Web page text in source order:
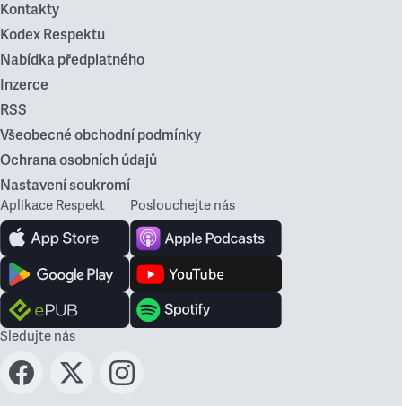
Kontakty
Kodex Respektu
Nabídka předplatného
Inzerce
RSS
Všeobecné obchodní podmínky
Ochrana osobních údajů
Nastavení soukromí
Aplikace Respekt Poslouchejte nás
Sledujte nás